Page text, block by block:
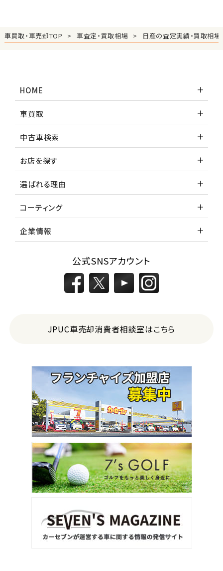
車買取・車売却TOP 車査定・買取相場 日産の査定実績・買取相場
HOME
車買取
中古車検索
お店を探す
選ばれる理由
コーティング
企業情報
公式SNSアカウント
JPUC車売却消費者相談室はこちら